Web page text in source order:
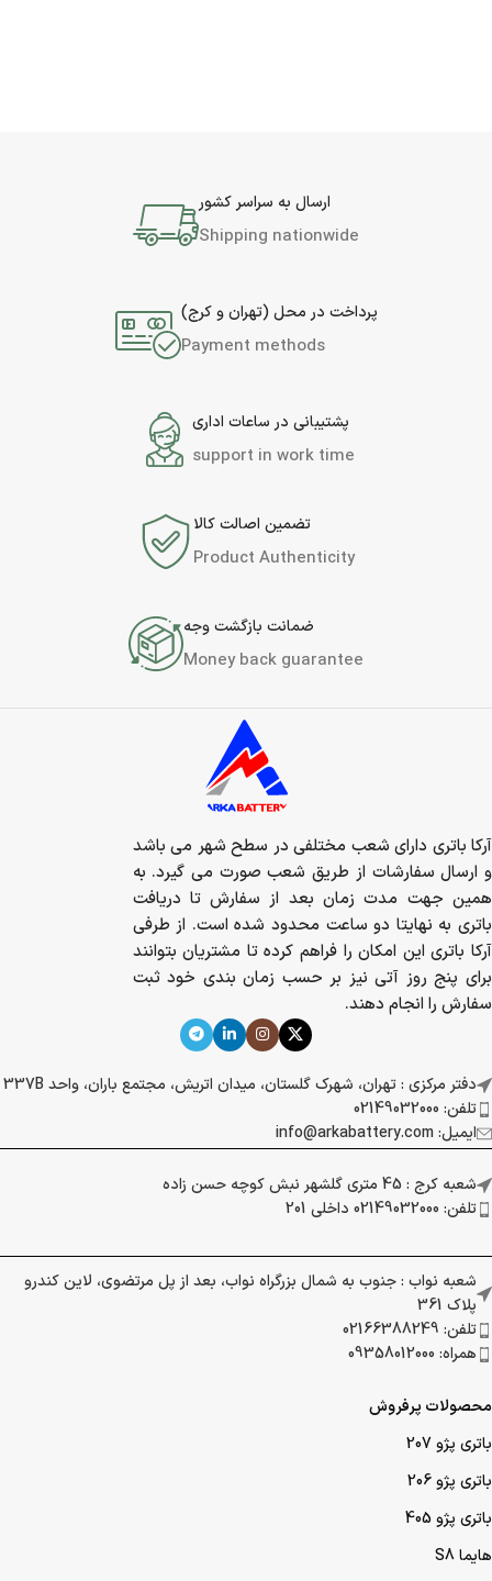
ارسال به سراسر کشور
Shipping nationwide
پرداخت در محل (تهران و کرج)
Payment methods
پشتیبانی در ساعات اداری
support in work time
تضمین اصالت کالا
Product Authenticity
ضمانت بازگشت وجه
Money back guarantee
آرکا باتری دارای شعب مختلفی در سطح شهر می باشد
و ارسال سفارشات از طریق شعب صورت می گیرد. به
همین جهت مدت زمان بعد از سفارش تا دریافت
باتری به نهایتا دو ساعت محدود شده است. از طرفی
آرکا باتری این امکان را فراهم کرده تا مشتریان بتوانند
برای پنج روز آتی نیز بر حسب زمان بندی خود ثبت
سفارش را انجام دهند.
دفتر مرکزی : تهران، شهرک گلستان، میدان اتریش، مجتمع باران، واحد 337B
تلفن: 02149032000
ایمیل: info@arkabattery.com
شعبه کرج : 45 متری گلشهر نبش کوچه حسن زاده
تلفن: 02149032000 داخلی 201
شعبه نواب : جنوب به شمال بزرگراه نواب، بعد از پل مرتضوی، لاین کندرو
پلاک 361
تلفن: 02166388249
همراه: 09358012000
محصولات پرفروش
باتری پژو 207
باتری پژو 206
باتری پژو 405
هایما S8